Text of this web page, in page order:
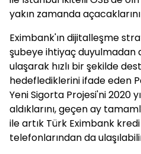
yakın zamanda
Eximbank'ın dijitalleşme
şubeye ihtiyaç duyulmadan
ulaşarak hızlı bir şekilde
hedeflediklerini ifade eden
Yeni Sigorta Projesi'ni 2020
aldıklarını, geçen ay
ile artık Türk Eximbank
telefonlarından da